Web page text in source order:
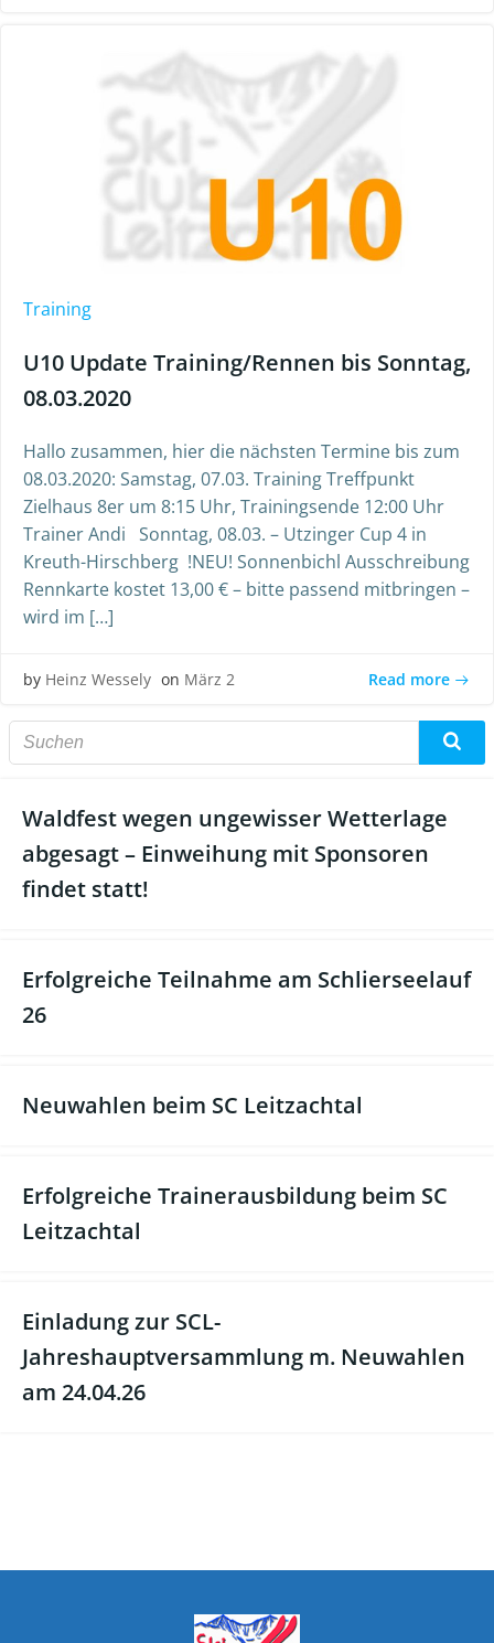
Training
U10 Update Training/Rennen bis Sonntag,
08.03.2020
Hallo zusammen, hier die nächsten Termine bis zum
08.03.2020: Samstag, 07.03. Training Treffpunkt
Zielhaus 8er um 8:15 Uhr, Trainingsende 12:00 Uhr
Trainer Andi Sonntag, 08.03. – Utzinger Cup 4 in
Kreuth-Hirschberg !NEU! Sonnenbichl Ausschreibung
Rennkarte kostet 13,00 € – bitte passend mitbringen –
wird im […]
by Heinz Wessely on März 2 Read more
Waldfest wegen ungewisser Wetterlage
abgesagt – Einweihung mit Sponsoren
findet statt!
Erfolgreiche Teilnahme am Schlierseelauf
26
Neuwahlen beim SC Leitzachtal
Erfolgreiche Trainerausbildung beim SC
Leitzachtal
Einladung zur SCL-
Jahreshauptversammlung m. Neuwahlen
am 24.04.26